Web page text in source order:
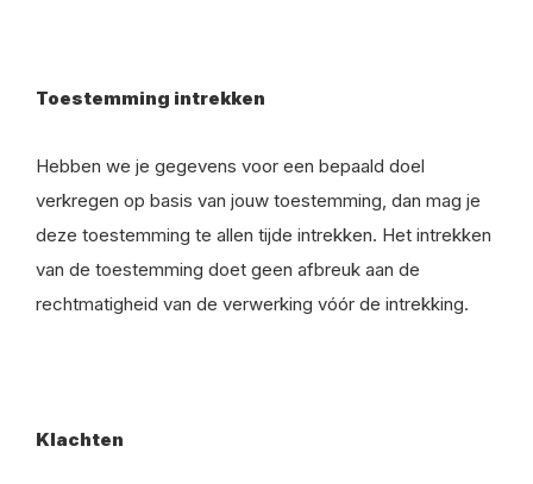
Toestemming intrekken
Hebben we je gegevens voor een bepaald doel
verkregen op basis van jouw toestemming, dan mag je
deze toestemming te allen tijde intrekken. Het intrekken
van de toestemming doet geen afbreuk aan de
rechtmatigheid van de verwerking vóór de intrekking.
Klachten